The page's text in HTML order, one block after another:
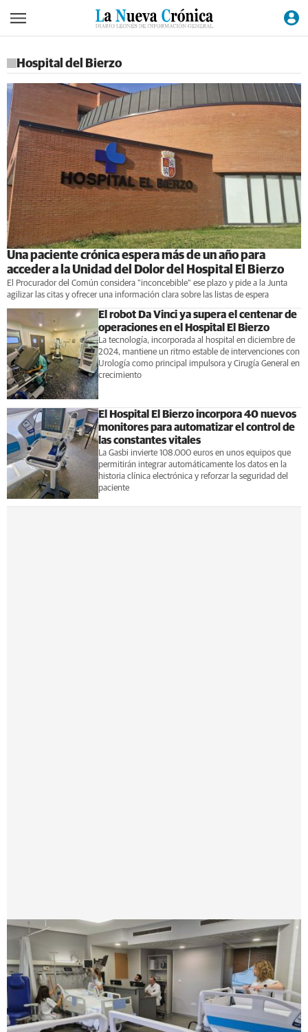
Hospital del Bierzo
Una paciente crónica espera más de un año para
acceder a la Unidad del Dolor del Hospital El Bierzo
El Procurador del Común considera "inconcebible" ese plazo y pide a la Junta
agilizar las citas y ofrecer una información clara sobre las listas de espera
El robot Da Vinci ya supera el centenar de
operaciones en el Hospital El Bierzo
La tecnología, incorporada al hospital en diciembre de
2024, mantiene un ritmo estable de intervenciones con
Urología como principal impulsora y Cirugía General en
crecimiento
El Hospital El Bierzo incorpora 40 nuevos
monitores para automatizar el control de
las constantes vitales
La Gasbi invierte 108.000 euros en unos equipos que
permitirán integrar automáticamente los datos en la
historia clínica electrónica y reforzar la seguridad del
paciente